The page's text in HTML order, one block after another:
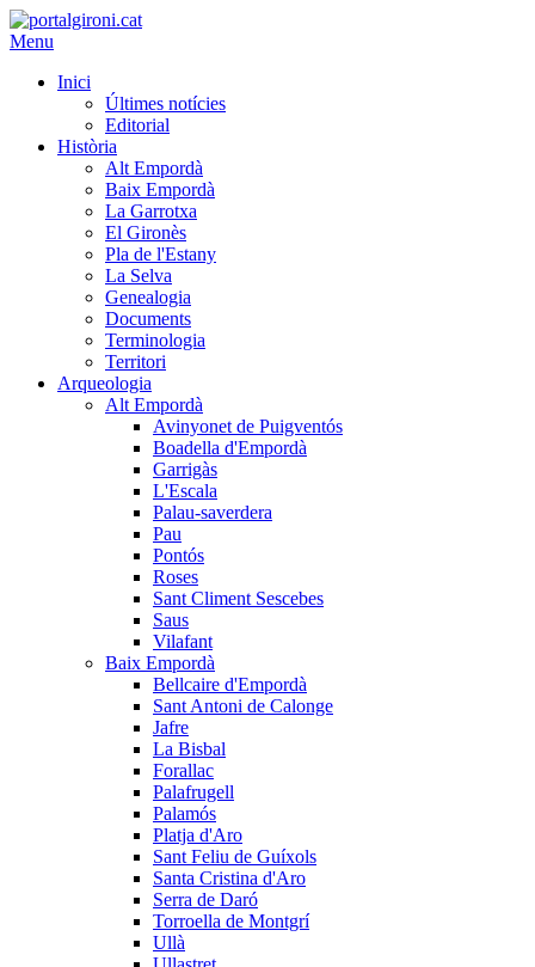
Menu
Inici
Últimes notícies
Editorial
Història
Alt Empordà
Baix Empordà
La Garrotxa
El Gironès
Pla de l'Estany
La Selva
Genealogia
Documents
Terminologia
Territori
Arqueologia
Alt Empordà
Avinyonet de Puigventós
Boadella d'Empordà
Garrigàs
L'Escala
Palau-saverdera
Pau
Pontós
Roses
Sant Climent Sescebes
Saus
Vilafant
Baix Empordà
Bellcaire d'Empordà
Sant Antoni de Calonge
Jafre
La Bisbal
Forallac
Palafrugell
Palamós
Platja d'Aro
Sant Feliu de Guíxols
Santa Cristina d'Aro
Serra de Daró
Torroella de Montgrí
Ullà